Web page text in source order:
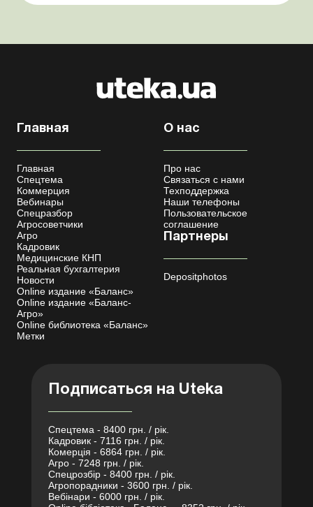
этом вопросе неоднозначности быть не может. Но, как
Главная
Главная
Спецтема
Коммерция
Вебинары
Спецразбор
Агросоветчики
Агро
Кадровик
Медицинские КНП
Реальная бухгалтерия
Новости
Online издание «Баланс»
Online издание «Баланс-
Агро»
Online библиотека «Баланс»
Метки
О нас
Про нас
Связаться с нами
Техподдержка
Наши телефоны
Пользовательское
соглашение
Партнеры
Depositphotos
Подписаться на Uteka
Спецтема - 8400 грн. / рік.
Кадровик - 7116 грн. / рік.
Комерція - 6864 грн. / рік.
Агро - 7248 грн. / рік.
Спецрозбір - 8400 грн. / рік.
Агропорадники - 3600 грн. / рік.
Вебінари - 6000 грн. / рік.